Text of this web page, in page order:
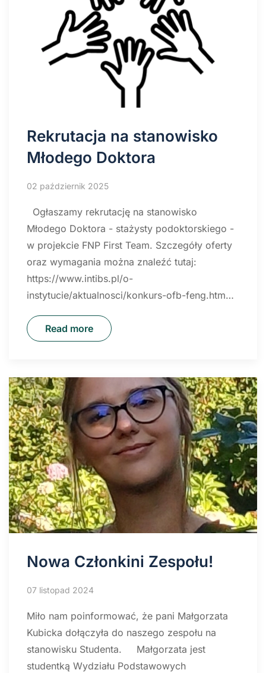
Rekrutacja na stanowisko
Młodego Doktora
02 październik 2025
Ogłaszamy rekrutację na stanowisko
Młodego Doktora - stażysty podoktorskiego -
w projekcie FNP First Team. Szczegóły oferty
oraz wymagania można znaleźć tutaj:
https://www.intibs.pl/o-
instytucie/aktualnosci/konkurs-ofb-feng.htm…
Read more
Nowa Członkini Zespołu!
07 listopad 2024
Miło nam poinformować, że pani Małgorzata
Kubicka dołączyła do naszego zespołu na
stanowisku Studenta. Małgorzata jest
studentką Wydziału Podstawowych